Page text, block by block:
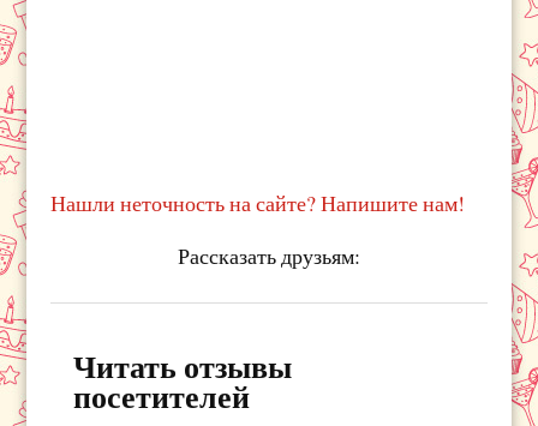
Нашли неточность на сайте? Напишите нам!
Рассказать друзьям:
Читать отзывы
посетителей